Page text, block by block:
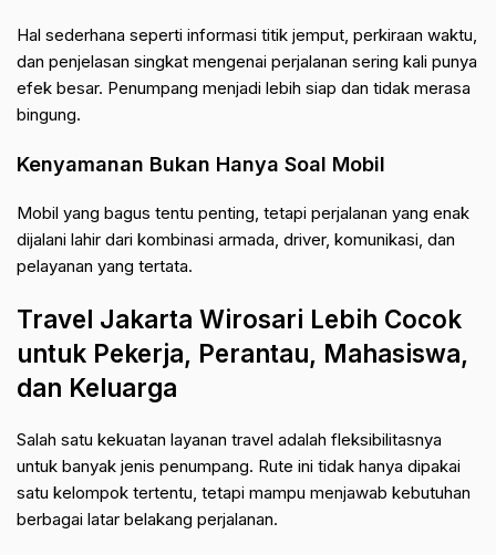
Hal sederhana seperti informasi titik jemput, perkiraan waktu,
dan penjelasan singkat mengenai perjalanan sering kali punya
efek besar. Penumpang menjadi lebih siap dan tidak merasa
bingung.
Kenyamanan Bukan Hanya Soal Mobil
Mobil yang bagus tentu penting, tetapi perjalanan yang enak
dijalani lahir dari kombinasi armada, driver, komunikasi, dan
pelayanan yang tertata.
Travel Jakarta Wirosari Lebih Cocok
untuk Pekerja, Perantau, Mahasiswa,
dan Keluarga
Salah satu kekuatan layanan travel adalah fleksibilitasnya
untuk banyak jenis penumpang. Rute ini tidak hanya dipakai
satu kelompok tertentu, tetapi mampu menjawab kebutuhan
berbagai latar belakang perjalanan.